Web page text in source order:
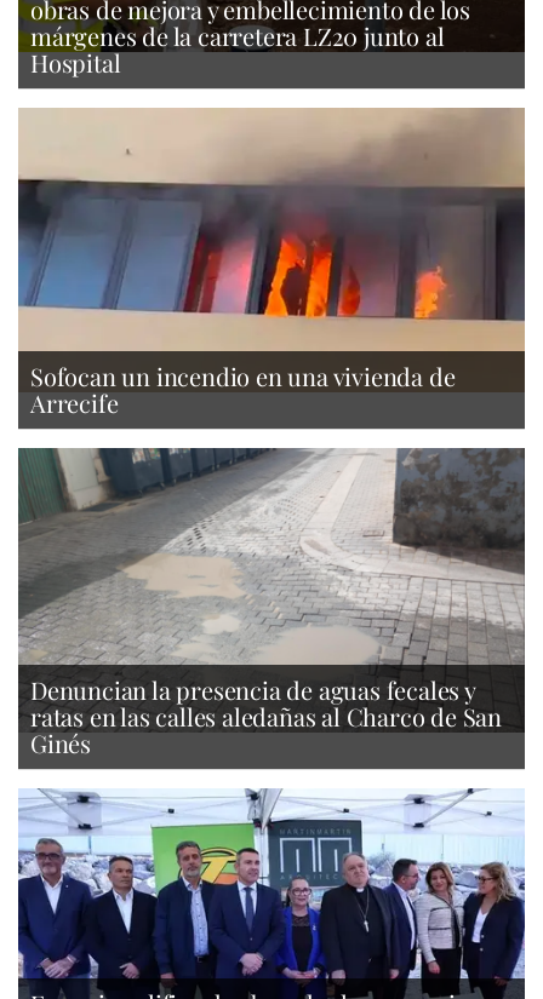
obras de mejora y embellecimiento de los
márgenes de la carretera LZ20 junto al
Hospital
Sofocan un incendio en una vivienda de
Arrecife
Denuncian la presencia de aguas fecales y
ratas en las calles aledañas al Charco de San
Ginés